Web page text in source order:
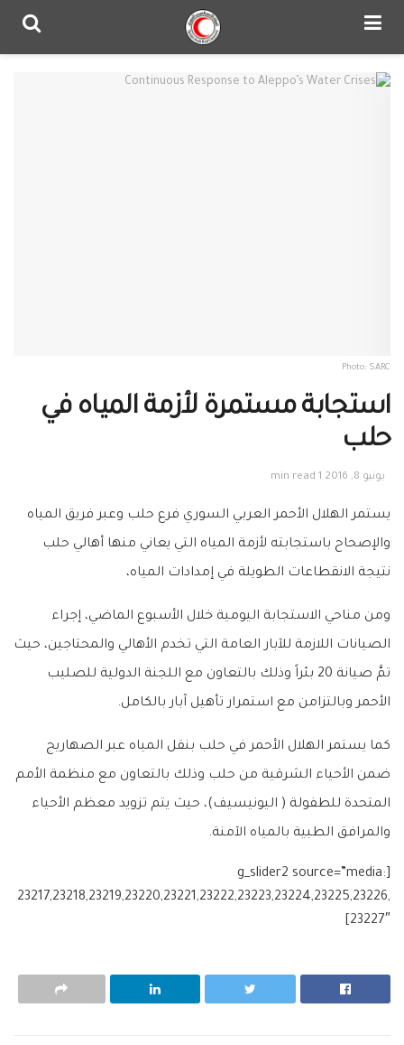
Photo: SARC
‎استجابة مستمرة لأزمة المياه في
حلب
يونيو 8, 2016 1 min read
يستمر الهلال الأحمر‬العربي السوري فرع حلب‬ وعبر فريق المياه
والإصحاح‬ باستجابته لأزمة المياه‬ التي يعاني منها أهالي حلب
نتيجة الانقطاعات الطويلة في إمدادات المياه،
ومن مناحي الاستجابة اليومية خلال الأسبوع الماضي، إجراء
الصيانات اللازمة للآبار العامة التي تخدم الأهالي والمحتاجين، حيث
تمَّ صيانة 20
بئر‬اً وذلك بالتعاون مع اللجنة الدولية للصليب
الأحمر‬وبالتزامن مع استمرار تأهيل آبار بالكامل.
كما يستمر الهلال الأحمر في حلب بنقل المياه عبر الصهاريج
ضمن الأحياء الشرقية من حلب وذلك بالتعاون مع منظمة الأمم
المتحدة للطفولة‬ ( اليونيسيف‬)، حيث يتم تزويد معظم الأحياء
والمرافق الطبية بالمياه الآمنة.
[g_slider2 source=”media:
23217,23218,23219,23220,23221,23222,23223,23224,23225,23226,
23227″]